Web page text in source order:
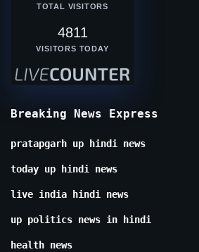
TOTAL VISITORS
4811
VISITORS TODAY
Breaking News Express
pratapgarh up hindi news
today up hindi news
live india hindi news
up politics news in hindi
health news